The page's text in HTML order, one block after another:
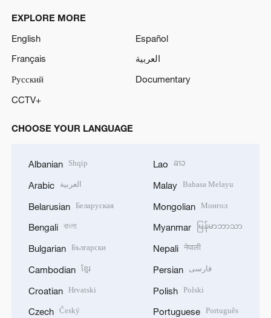
EXPLORE MORE
English
Español
Français
العربية
Русский
Documentary
CCTV+
CHOOSE YOUR LANGUAGE
Albanian Shqip
Arabic العربية
Belarusian Беларуская
Bengali বাংলা
Bulgarian Български
Cambodian ខ្មែរ
Croatian Hrvatski
Czech Český
Lao ລາວ
Malay Bahasa Melayu
Mongolian Монгол
Myanmar မြန်မာဘာသာ
Nepali नेपाली
Persian فارسی
Polish Polski
Portuguese Português